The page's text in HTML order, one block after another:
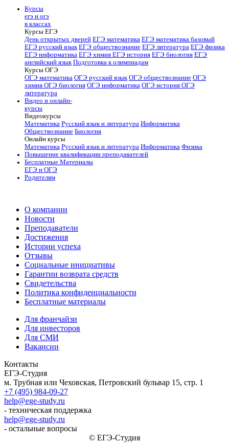
Курсы
егэ и огэ
в классах
Курсы ЕГЭ
День открытых дверей ЕГЭ математика ЕГЭ математика базовый
ЕГЭ русский язык ЕГЭ обществознание ЕГЭ литература ЕГЭ физика
ЕГЭ информатика ЕГЭ химия ЕГЭ история ЕГЭ биология ЕГЭ
английский язык Подготовка к олимпиадам
Курсы ОГЭ
ОГЭ математика ОГЭ русский язык ОГЭ обществознание ОГЭ
химия ОГЭ биология ОГЭ информатика ОГЭ история ОГЭ
литература
Видео и онлайн-
курсы
Видеокурсы
Математика Русский язык и литература Информатика
Обществознание Биология
Онлайн курсы
Математика Русский язык и литература Информатика Физика
Повышение квалификации преподавателей
Бесплатные Материалы
ЕГЭ и ОГЭ
Родителям
О компании
Новости
Преподаватели
Достижения
Истории успеха
Отзывы
Социальные инициативы
Гарантии возврата средств
Свидетельства
Политика конфиденциальности
Бесплатные материалы
Для франчайзи
Для инвесторов
Для СМИ
Вакансии
Контакты
ЕГЭ-Студия
м. Трубная или Чеховская, Петровский бульвар 15, стр. 1
+7 (495) 984-09-27
help@ege-study.ru
- техническая поддержка
help@ege-study.ru
- остальные вопросы
© ЕГЭ-Студия